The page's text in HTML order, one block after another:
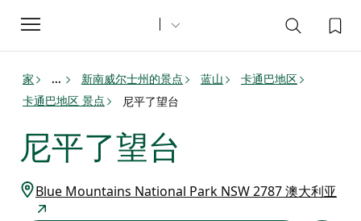
Toggle
navigation
家 ... 新南威尔士州的景点 蓝山
卡通巴地区
卡通巴地区 景点
尼平了望台
尼平了望台
Blue Mountains National Park NSW 2787 澳大利亚